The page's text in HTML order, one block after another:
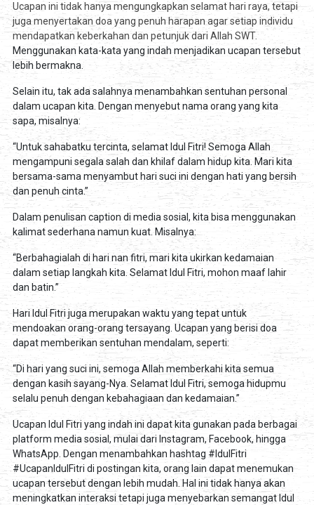
Ucapan ini tidak hanya mengungkapkan selamat hari raya, tetapi
juga menyertakan doa yang penuh harapan agar setiap individu
mendapatkan keberkahan dan petunjuk dari Allah SWT.
Menggunakan kata-kata yang indah menjadikan ucapan tersebut
lebih bermakna.
Selain itu, tak ada salahnya menambahkan sentuhan personal
dalam ucapan kita. Dengan menyebut nama orang yang kita
sapa, misalnya:
“Untuk sahabatku tercinta, selamat Idul Fitri! Semoga Allah
mengampuni segala salah dan khilaf dalam hidup kita. Mari kita
bersama-sama menyambut hari suci ini dengan hati yang bersih
dan penuh cinta.”
Dalam penulisan caption di media sosial, kita bisa menggunakan
kalimat sederhana namun kuat. Misalnya:
“Berbahagialah di hari nan fitri, mari kita ukirkan kedamaian
dalam setiap langkah kita. Selamat Idul Fitri, mohon maaf lahir
dan batin.”
Hari Idul Fitri juga merupakan waktu yang tepat untuk
mendoakan orang-orang tersayang. Ucapan yang berisi doa
dapat memberikan sentuhan mendalam, seperti:
“Di hari yang suci ini, semoga Allah memberkahi kita semua
dengan kasih sayang-Nya. Selamat Idul Fitri, semoga hidupmu
selalu penuh dengan kebahagiaan dan kedamaian.”
Ucapan Idul Fitri yang indah ini dapat kita gunakan pada berbagai
platform media sosial, mulai dari Instagram, Facebook, hingga
WhatsApp. Dengan menambahkan hashtag #IdulFitri
#UcapanIdulFitri di postingan kita, orang lain dapat menemukan
ucapan tersebut dengan lebih mudah. Hal ini tidak hanya akan
meningkatkan interaksi tetapi juga menyebarkan semangat Idul